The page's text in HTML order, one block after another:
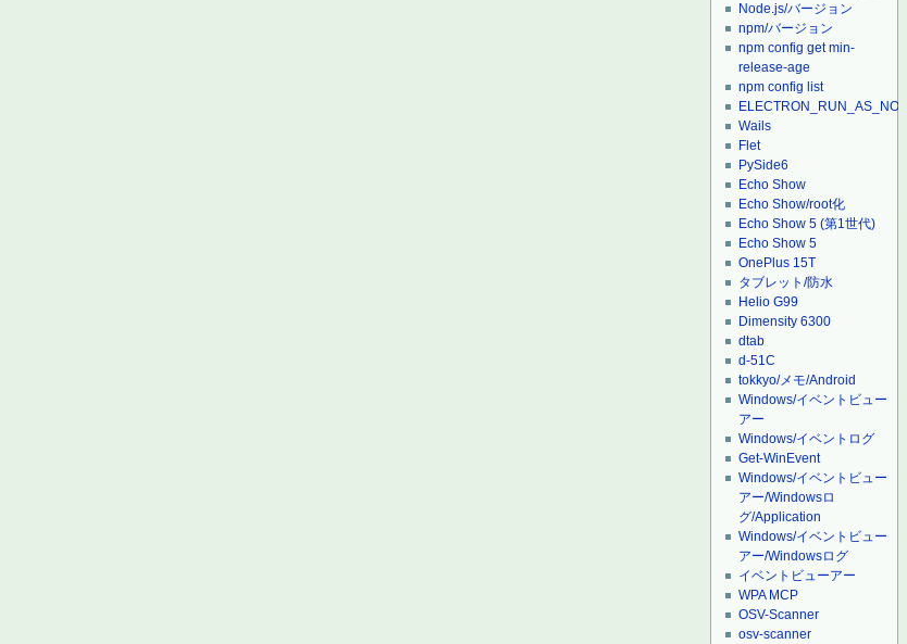
Node.js/バージョン
npm/バージョン
npm config get min-
release-age
npm config list
Wails
Flet
PySide6
Echo Show
Echo Show/root化
Echo Show 5 (第1世代)
Echo Show 5
OnePlus 15T
タブレット/防水
Helio G99
Dimensity 6300
dtab
d-51C
tokkyo/メモ/Android
Windows/イベントビュー
アー
Windows/イベントログ
Get-WinEvent
Windows/イベントビュー
アー/Windowsロ
グ/Application
Windows/イベントビュー
アー/Windowsログ
イベントビューアー
WPA MCP
OSV-Scanner
osv-scanner